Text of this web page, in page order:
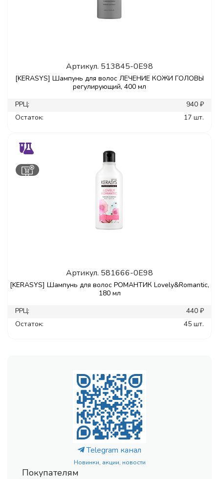
Артикул. 513845-0E98
[KERASYS] Шампунь для волос ЛЕЧЕНИЕ КОЖИ ГОЛОВЫ
регулирующий, 400 мл
РРЦ:
940 ₽
Остаток:
17 шт.
Артикул. 581666-0E98
[KERASYS] Шампунь для волос РОМАНТИК Lovely&Romantic,
180 мл
РРЦ:
440 ₽
Остаток:
45 шт.
Telegram канал
Новинки, акции, новости
Покупателям